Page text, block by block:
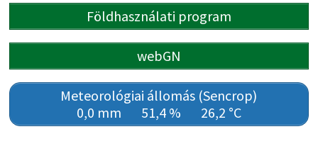
Földhasználati program
webGN
Meteorológiai állomás (Sencrop)
0,0 mm
51,4 % 26,2 °C